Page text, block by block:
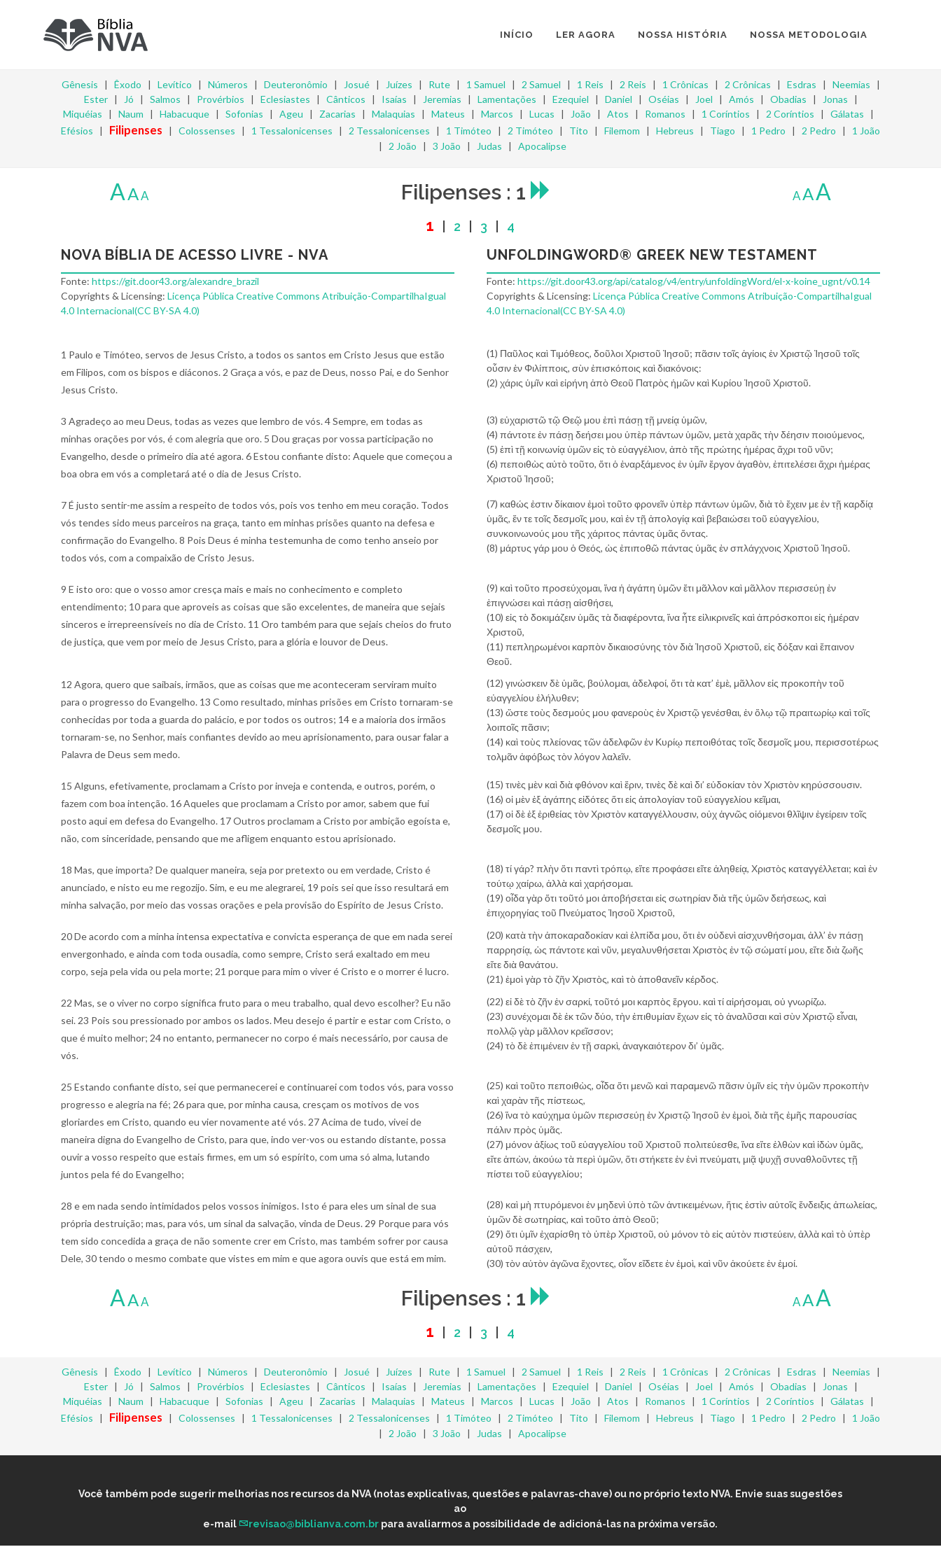
INÍCIO LER AGORA NOSSA HISTÓRIA NOSSA METODOLOGIA
Gênesis | Êxodo | Levítico | Números | Deuteronômio | Josué| Juízes | Rute| 1 Samuel | 2 Samuel | 1 Reis | 2 Reis | 1 Crônicas | 2 Crônicas | Esdras | Neemias |
Ester| Jó | Salmos | Provérbios | Eclesiastes | Cânticos | Isaías | Jeremias | Lamentações | Ezequiel | Daniel | Oséias | Joel | Amós | Obadias | Jonas |
Miquéias | Naum | Habacuque | Sofonias | Ageu | Zacarias | Malaquias | Mateus | Marcos | Lucas | João | Atos | Romanos | 1 Coríntios | 2 Coríntios | Gálatas |
Efésios | Filipenses | Colossenses | 1 Tessalonicenses | 2 Tessalonicenses | 1 Timóteo | 2 Timóteo | Tito | Filemom | Hebreus | Tiago | 1 Pedro | 2 Pedro | 1 João
| 2 João | 3 João | Judas | Apocalipse
AAA Filipenses : 1 AAA
1 2 3 4
NOVA BÍBLIA DE ACESSO LIVRE - NVA
Fonte: https://git.door43.org/alexandre_brazil
Copyrights & Licensing: Licença Pública Creative Commons Atribuição-CompartilhaIgual
4.0 Internacional(CC BY-SA 4.0)
UNFOLDINGWORD® GREEK NEW TESTAMENT
Fonte:https://git.door43.org/api/catalog/v4/entry/unfoldingWord/el-x-koine_ugnt/v0.14
Copyrights & Licensing:Licença Pública Creative Commons Atribuição-CompartilhaIgual
4.0 Internacional(CC BY-SA 4.0)
1 Paulo e Timóteo, servos de Jesus Cristo, a todos os santos em Cristo Jesus que estão
em Filipos, com os bispos e diáconos. 2 Graça a vós, e paz de Deus, nosso Pai, e do Senhor
Jesus Cristo.
(1) Παῦλος καὶ Τιμόθεος, δοῦλοι Χριστοῦ Ἰησοῦ; πᾶσιν τοῖς ἁγίοις ἐν Χριστῷ Ἰησοῦ τοῖς
οὖσιν ἐν Φιλίπποις, σὺν ἐπισκόποις καὶ διακόνοις:
(2) χάρις ὑμῖν καὶ εἰρήνη ἀπὸ Θεοῦ Πατρὸς ἡμῶν καὶ Κυρίου Ἰησοῦ Χριστοῦ.
3 Agradeço ao meu Deus, todas as vezes que lembro de vós. 4 Sempre, em todas as
minhas orações por vós, é com alegria que oro. 5 Dou graças por vossa participação no
Evangelho, desde o primeiro dia até agora. 6 Estou confiante disto: Aquele que começou a
boa obra em vós a completará até o dia de Jesus Cristo.
(3) εὐχαριστῶ τῷ Θεῷ μου ἐπὶ πάσῃ τῇ μνείᾳ ὑμῶν,
(4) πάντοτε ἐν πάσῃ δεήσει μου ὑπὲρ πάντων ὑμῶν, μετὰ χαρᾶς τὴν δέησιν ποιούμενος,
(5) ἐπὶ τῇ κοινωνίᾳ ὑμῶν εἰς τὸ εὐαγγέλιον, ἀπὸ τῆς πρώτης ἡμέρας ἄχρι τοῦ νῦν;
(6) πεποιθὼς αὐτὸ τοῦτο, ὅτι ὁ ἐναρξάμενος ἐν ὑμῖν ἔργον ἀγαθὸν, ἐπιτελέσει ἄχρι ἡμέρας
Χριστοῦ Ἰησοῦ;
7 É justo sentir-me assim a respeito de todos vós, pois vos tenho em meu coração. Todos
vós tendes sido meus parceiros na graça, tanto em minhas prisões quanto na defesa e
confirmação do Evangelho. 8 Pois Deus é minha testemunha de como tenho anseio por
todos vós, com a compaixão de Cristo Jesus.
(7) καθώς ἐστιν δίκαιον ἐμοὶ τοῦτο φρονεῖν ὑπὲρ πάντων ὑμῶν, διὰ τὸ ἔχειν με ἐν τῇ καρδίᾳ
ὑμᾶς, ἔν τε τοῖς δεσμοῖς μου, καὶ ἐν τῇ ἀπολογίᾳ καὶ βεβαιώσει τοῦ εὐαγγελίου,
συνκοινωνούς μου τῆς χάριτος πάντας ὑμᾶς ὄντας.
(8) μάρτυς γάρ μου ὁ Θεός, ὡς ἐπιποθῶ πάντας ὑμᾶς ἐν σπλάγχνοις Χριστοῦ Ἰησοῦ.
9 E isto oro: que o vosso amor cresça mais e mais no conhecimento e completo
entendimento; 10 para que aproveis as coisas que são excelentes, de maneira que sejais
sinceros e irrepreensíveis no dia de Cristo. 11 Oro também para que sejais cheios do fruto
de justiça, que vem por meio de Jesus Cristo, para a glória e louvor de Deus.
(9) καὶ τοῦτο προσεύχομαι, ἵνα ἡ ἀγάπη ὑμῶν ἔτι μᾶλλον καὶ μᾶλλον περισσεύῃ ἐν
ἐπιγνώσει καὶ πάσῃ αἰσθήσει,
(10) εἰς τὸ δοκιμάζειν ὑμᾶς τὰ διαφέροντα, ἵνα ἦτε εἰλικρινεῖς καὶ ἀπρόσκοποι εἰς ἡμέραν
Χριστοῦ,
(11) πεπληρωμένοι καρπὸν δικαιοσύνης τὸν διὰ Ἰησοῦ Χριστοῦ, εἰς δόξαν καὶ ἔπαινον
Θεοῦ.
12 Agora, quero que saibais, irmãos, que as coisas que me aconteceram serviram muito
para o progresso do Evangelho. 13 Como resultado, minhas prisões em Cristo tornaram-se
conhecidas por toda a guarda do palácio, e por todos os outros; 14 e a maioria dos irmãos
tornaram-se, no Senhor, mais confiantes devido ao meu aprisionamento, para ousar falar a
Palavra de Deus sem medo.
(12) γινώσκειν δὲ ὑμᾶς, βούλομαι, ἀδελφοί, ὅτι τὰ κατ’ ἐμὲ, μᾶλλον εἰς προκοπὴν τοῦ
εὐαγγελίου ἐλήλυθεν;
(13) ὥστε τοὺς δεσμούς μου φανεροὺς ἐν Χριστῷ γενέσθαι, ἐν ὅλῳ τῷ πραιτωρίῳ καὶ τοῖς
λοιποῖς πᾶσιν;
(14) καὶ τοὺς πλείονας τῶν ἀδελφῶν ἐν Κυρίῳ πεποιθότας τοῖς δεσμοῖς μου, περισσοτέρως
τολμᾶν ἀφόβως τὸν λόγον λαλεῖν.
15 Alguns, efetivamente, proclamam a Cristo por inveja e contenda, e outros, porém, o
fazem com boa intenção. 16 Aqueles que proclamam a Cristo por amor, sabem que fui
posto aqui em defesa do Evangelho. 17 Outros proclamam a Cristo por ambição egoísta e,
não, com sinceridade, pensando que me afligem enquanto estou aprisionado.
(15) τινὲς μὲν καὶ διὰ φθόνον καὶ ἔριν, τινὲς δὲ καὶ δι’ εὐδοκίαν τὸν Χριστὸν κηρύσσουσιν.
(16) οἱ μὲν ἐξ ἀγάπης εἰδότες ὅτι εἰς ἀπολογίαν τοῦ εὐαγγελίου κεῖμαι,
(17) οἱ δὲ ἐξ ἐριθείας τὸν Χριστὸν καταγγέλλουσιν, οὐχ ἁγνῶς οἰόμενοι θλῖψιν ἐγείρειν τοῖς
δεσμοῖς μου.
18 Mas, que importa? De qualquer maneira, seja por pretexto ou em verdade, Cristo é
anunciado, e nisto eu me regozijo. Sim, e eu me alegrarei, 19 pois sei que isso resultará em
minha salvação, por meio das vossas orações e pela provisão do Espírito de Jesus Cristo.
(18) τί γάρ? πλὴν ὅτι παντὶ τρόπῳ, εἴτε προφάσει εἴτε ἀληθείᾳ, Χριστὸς καταγγέλλεται; καὶ ἐν
τούτῳ χαίρω, ἀλλὰ καὶ χαρήσομαι.
(19) οἶδα γὰρ ὅτι τοῦτό μοι ἀποβήσεται εἰς σωτηρίαν διὰ τῆς ὑμῶν δεήσεως, καὶ
ἐπιχορηγίας τοῦ Πνεύματος Ἰησοῦ Χριστοῦ,
20 De acordo com a minha intensa expectativa e convicta esperança de que em nada serei
envergonhado, e ainda com toda ousadia, como sempre, Cristo será exaltado em meu
corpo, seja pela vida ou pela morte; 21 porque para mim o viver é Cristo e o morrer é lucro.
(20) κατὰ τὴν ἀποκαραδοκίαν καὶ ἐλπίδα μου, ὅτι ἐν οὐδενὶ αἰσχυνθήσομαι, ἀλλ’ ἐν πάσῃ
παρρησίᾳ, ὡς πάντοτε καὶ νῦν, μεγαλυνθήσεται Χριστὸς ἐν τῷ σώματί μου, εἴτε διὰ ζωῆς
εἴτε διὰ θανάτου.
(21) ἐμοὶ γὰρ τὸ ζῆν Χριστὸς, καὶ τὸ ἀποθανεῖν κέρδος.
22 Mas, se o viver no corpo significa fruto para o meu trabalho, qual devo escolher? Eu não
sei. 23 Pois sou pressionado por ambos os lados. Meu desejo é partir e estar com Cristo, o
que é muito melhor; 24 no entanto, permanecer no corpo é mais necessário, por causa de
vós.
(22) εἰ δὲ τὸ ζῆν ἐν σαρκί, τοῦτό μοι καρπὸς ἔργου. καὶ τί αἱρήσομαι, οὐ γνωρίζω.
(23) συνέχομαι δὲ ἐκ τῶν δύο, τὴν ἐπιθυμίαν ἔχων εἰς τὸ ἀναλῦσαι καὶ σὺν Χριστῷ εἶναι,
πολλῷ γὰρ μᾶλλον κρεῖσσον;
(24) τὸ δὲ ἐπιμένειν ἐν τῇ σαρκὶ, ἀναγκαιότερον δι’ ὑμᾶς.
25 Estando confiante disto, sei que permanecerei e continuarei com todos vós, para vosso
progresso e alegria na fé; 26 para que, por minha causa, cresçam os motivos de vos
gloriardes em Cristo, quando eu vier novamente até vós. 27 Acima de tudo, vivei de
maneira digna do Evangelho de Cristo, para que, indo ver-vos ou estando distante, possa
ouvir a vosso respeito que estais firmes, em um só espírito, com uma só alma, lutando
juntos pela fé do Evangelho;
(25) καὶ τοῦτο πεποιθὼς, οἶδα ὅτι μενῶ καὶ παραμενῶ πᾶσιν ὑμῖν εἰς τὴν ὑμῶν προκοπὴν
καὶ χαρὰν τῆς πίστεως,
(26) ἵνα τὸ καύχημα ὑμῶν περισσεύῃ ἐν Χριστῷ Ἰησοῦ ἐν ἐμοὶ, διὰ τῆς ἐμῆς παρουσίας
πάλιν πρὸς ὑμᾶς.
(27) μόνον ἀξίως τοῦ εὐαγγελίου τοῦ Χριστοῦ πολιτεύεσθε, ἵνα εἴτε ἐλθὼν καὶ ἰδὼν ὑμᾶς,
εἴτε ἀπὼν, ἀκούω τὰ περὶ ὑμῶν, ὅτι στήκετε ἐν ἑνὶ πνεύματι, μιᾷ ψυχῇ συναθλοῦντες τῇ
πίστει τοῦ εὐαγγελίου;
28 e em nada sendo intimidados pelos vossos inimigos. Isto é para eles um sinal de sua
própria destruição; mas, para vós, um sinal da salvação, vinda de Deus. 29 Porque para vós
tem sido concedida a graça de não somente crer em Cristo, mas também sofrer por causa
Dele, 30 tendo o mesmo combate que vistes em mim e que agora ouvis que está em mim.
(28) καὶ μὴ πτυρόμενοι ἐν μηδενὶ ὑπὸ τῶν ἀντικειμένων, ἥτις ἐστὶν αὐτοῖς ἔνδειξις ἀπωλείας,
ὑμῶν δὲ σωτηρίας, καὶ τοῦτο ἀπὸ Θεοῦ;
(29) ὅτι ὑμῖν ἐχαρίσθη τὸ ὑπὲρ Χριστοῦ, οὐ μόνον τὸ εἰς αὐτὸν πιστεύειν, ἀλλὰ καὶ τὸ ὑπὲρ
αὐτοῦ πάσχειν,
(30) τὸν αὐτὸν ἀγῶνα ἔχοντες, οἷον εἴδετε ἐν ἐμοὶ, καὶ νῦν ἀκούετε ἐν ἐμοί.
AAA Filipenses : 1 AAA
1 2 3 4
Gênesis | Êxodo | Levítico | Números | Deuteronômio | Josué| Juízes | Rute| 1 Samuel | 2 Samuel | 1 Reis | 2 Reis | 1 Crônicas | 2 Crônicas | Esdras | Neemias |
Ester| Jó | Salmos | Provérbios | Eclesiastes | Cânticos | Isaías | Jeremias | Lamentações | Ezequiel | Daniel | Oséias | Joel | Amós | Obadias | Jonas |
Miquéias | Naum | Habacuque | Sofonias | Ageu | Zacarias | Malaquias | Mateus | Marcos | Lucas | João | Atos | Romanos | 1 Coríntios | 2 Coríntios | Gálatas |
Efésios | Filipenses | Colossenses | 1 Tessalonicenses | 2 Tessalonicenses | 1 Timóteo | 2 Timóteo | Tito | Filemom | Hebreus | Tiago | 1 Pedro | 2 Pedro | 1 João
| 2 João | 3 João | Judas | Apocalipse
Você também pode sugerir melhorias nos recursos da NVA (notas explicativas, questões e palavras-chave) ou no próprio texto NVA. Envie suas sugestões
ao
e-mail
revisao@biblianva.com.br para avaliarmos a possibilidade de adicioná-las na próxima versão.